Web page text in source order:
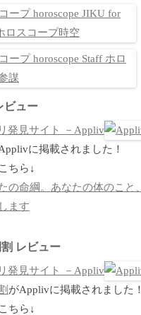
ビュー
発見サイト －Appliv
に掲載されました！
ちら↓
の命綱。あなたの体のこと、
ます
レビュー
発見サイト －Appliv
がApplivに掲載されました！
ちら↓